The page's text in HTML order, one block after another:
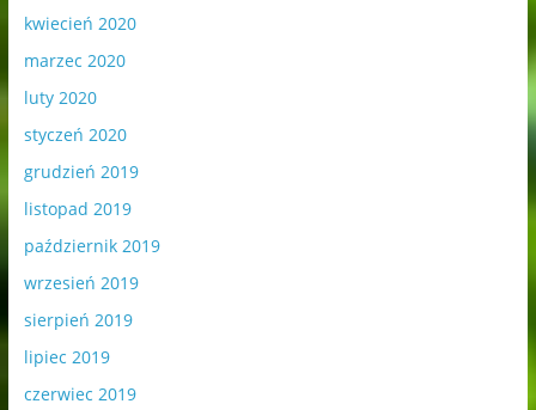
kwiecień 2020
marzec 2020
luty 2020
styczeń 2020
grudzień 2019
listopad 2019
październik 2019
wrzesień 2019
sierpień 2019
lipiec 2019
czerwiec 2019